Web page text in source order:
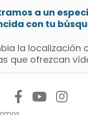
a un
con tu
la localización
que ofrezcan